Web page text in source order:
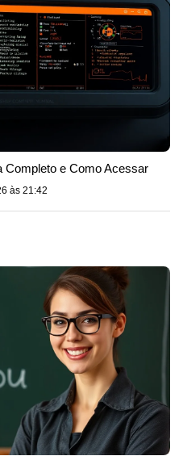
Completo e Como Acessar
às 21:42